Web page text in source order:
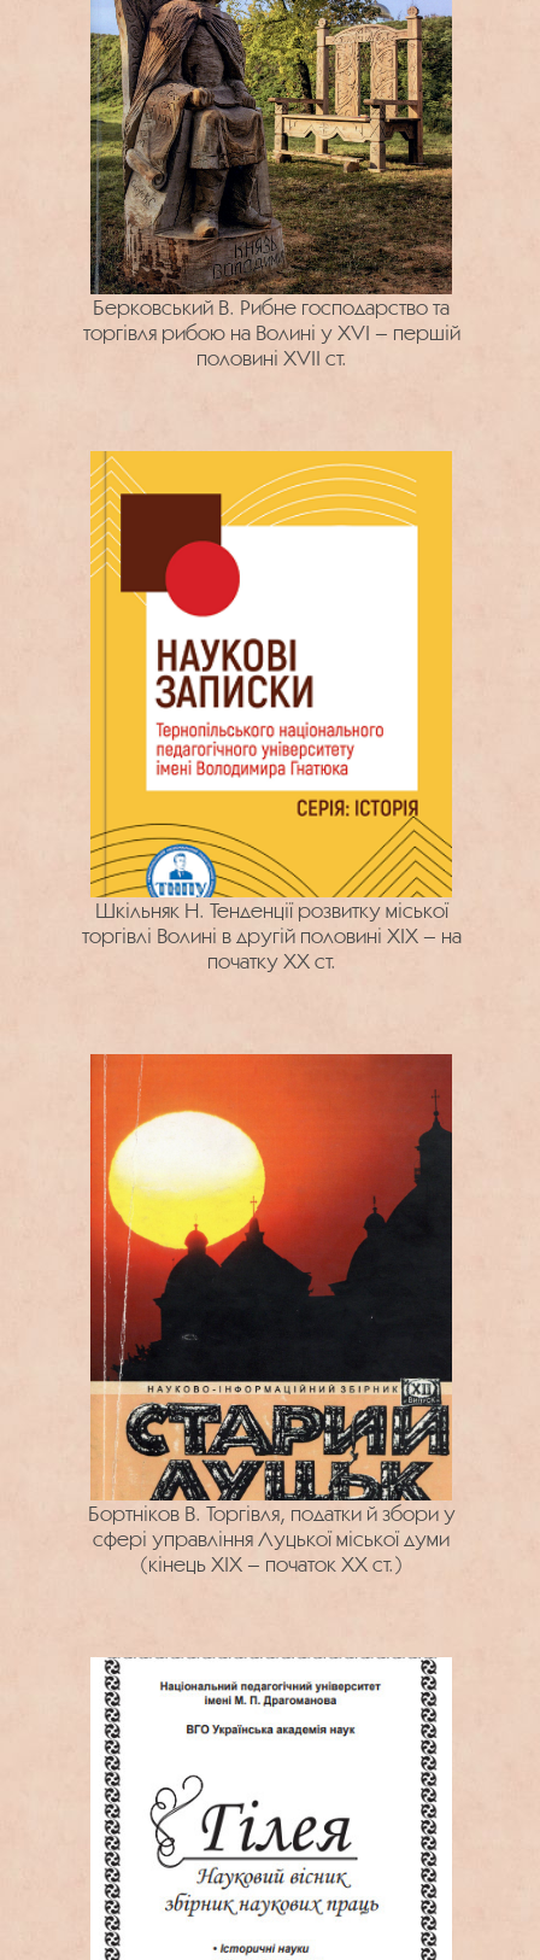
Берковський В. Рибне господарство та
торгівля рибою на Волині у XVI – першій
половині XVII ст.
Шкільняк Н. Тенденції розвитку міської
торгівлі Волині в другій половині ХІХ – на
початку ХХ ст.
Бортніков В. Торгівля, податки й збори у
сфері управління Луцької міської думи
(кінець ХІХ – початок ХХ ст.)